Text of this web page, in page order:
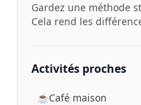
Gardez une méthode
Cela rend les
Activités proches
☕Café maison